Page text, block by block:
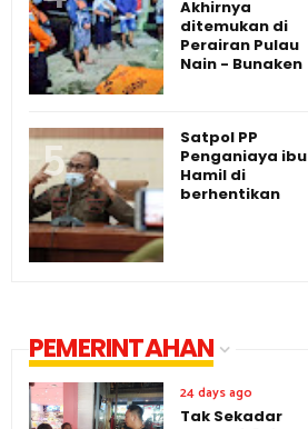
Akhirnya
ditemukan di
Perairan Pulau
Nain - Bunaken
Satpol PP
Penganiaya ibu
Hamil di
berhentikan
PEMERINTAHAN
24 days ago
Tak Sekadar